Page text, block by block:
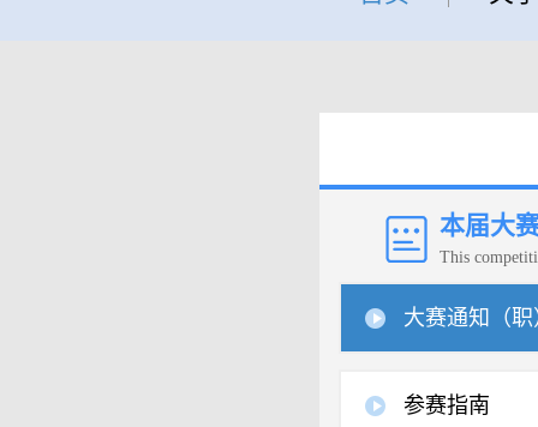
本届大
This
大赛通知（职
参赛指南